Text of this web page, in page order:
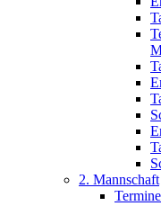
2. Mannschaft